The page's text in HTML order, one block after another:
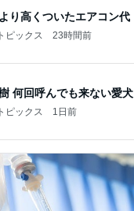
り高くついたエアコン代
ピックス 23時間前
何回呼んでも来ない愛犬
ピックス 1日前